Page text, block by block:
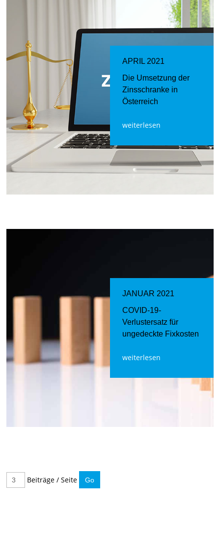
APRIL 2021
Die Umsetzung der
Zinsschranke in
Österreich
weiterlesen
JANUAR 2021
COVID-19-
Verlustersatz für
ungedeckte Fixkosten
weiterlesen
Beiträge / Seite